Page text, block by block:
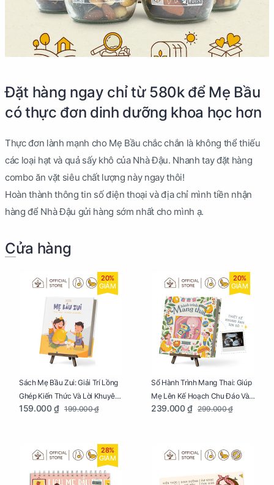
Đặt hàng ngay chỉ từ 580k để Mẹ Bầu
có thực đơn dinh dưỡng khoa học hơn
Thực đơn lành mạnh cho Mẹ Bầu chắc chắn là không thể thiếu
các loại hạt và quả sấy khô của Nhà Đậu. Nhanh tay đặt hàng
combo ăn vặt siêu chất lượng này ngay thôi!
Hoàn thành thông tin số điện thoại và địa chỉ mình tiền nhận
hàng để Nhà Đậu gửi hàng sớm nhất cho mình ạ.
Cửa hàng
20%
GIẢM
Sách Mẹ Bầu Zui: Giải Trí Lồng
Ghép Kiến Thức Và Lời Khuyên
Mang Thai Bổ Ích
159.000 ₫ 199.000 ₫
20%
GIẢM
Sổ Hành Trình Mang Thai: Giúp
Mẹ Lên Kế Hoạch Chu Đáo Và
Lưu Giữ Kỷ Niệm Mang Thai
239.000 ₫ 299.000 ₫
28%
GIẢM